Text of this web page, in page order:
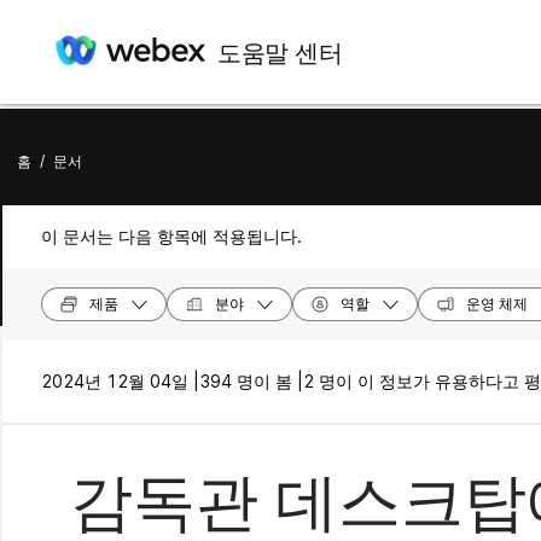
도움말 센터
홈 / 문서
이 문서는 다음 항목에 적용됩니다.
제품 분야 역할 운영 체제
2024년 12월 04일 | 394 명이 봄 | 2 명이 이 정보가 유용하다고
감독관 데스크